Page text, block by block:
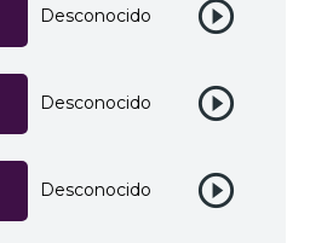
Desconocido
Desconocido
Desconocido